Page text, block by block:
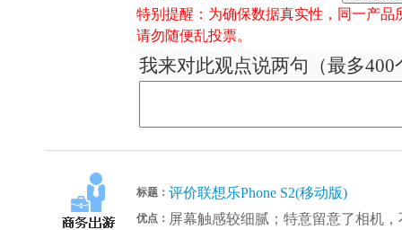
特别提醒：为确保数据真实性，同一产
请勿随便乱投票。
我来对此观点说两句（最多400
标题： 评价联想乐Phone S2(移动版)
优点： 屏幕触感较细腻；特意留意了相机